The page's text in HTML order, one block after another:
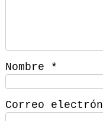
Nombre *
Correo